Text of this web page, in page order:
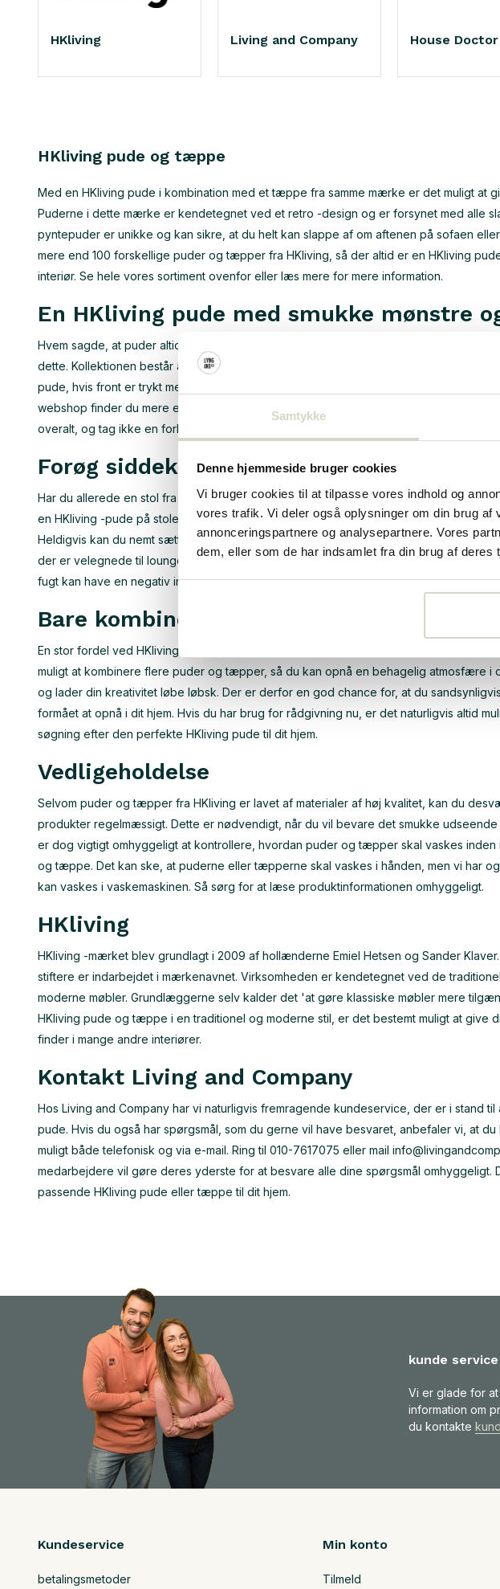
Samtykke
Denne hjemmeside bruger cookies
Vi bruger cookies til at tilpasse vores indhold og
vores trafik. Vi deler også oplysninger om din brug
annonceringspartnere og analysepartnere. Vores
dem, eller som de har indsamlet fra din brug af deres
HKliving Living and Company House Doctor
HKliving pude og tæppe
Med en HKliving pude i kombination med et tæppe fra samme mærke er det muligt at
Puderne i dette mærke er kendetegnet ved et retro -design og er forsynet med alle
pyntepuder er unikke og kan sikre, at du helt kan slappe af om aftenen på sofaen
mere end 100 forskellige puder og tæpper fra HKliving, så der altid er en HKliving
interiør. Se hele vores sortiment ovenfor eller læs mere for mere information.
En HKliving pude med smukke mønstre
Hvem sagde, at puder altid skulle have en neutral farve? Ingen og de hollandske
dette. Kollektionen består af puder i alle slags forskellige former, farver og størrelser.
pude, hvis front er trykt med satin i høj kvalitet, og hvis ryg er lavet af bomuldsfløjl.
webshop finder du mere end nok puder lavet af andre materialer. Tænk f.eks. På
overalt, og tag ikke en forhastet beslutning.
Forøg siddekomforten med sædehynder
Har du allerede en stol fra HKliving, men siddekomforten er ikke helt til din smag? Så
en HKliving -pude på stolen. Som et resultat kan stolene føles hårde og
Heldigvis kan du nemt sætte en stopper for dette problem ved at købe sædehynder.
der er velegnede til loungemøbler. Det er dog vigtigt at opbevare puderne på et tørt
fugt kan have en negativ indflydelse på udseendet og levetiden på HKliving -puden.
Bare kombiner
En stor fordel ved HKliving -hynderne er, at de passer perfekt til de andre produkter
muligt at kombinere flere puder og tæpper, så du kan opnå en behagelig atmosfære i
og lader din kreativitet løbe løbsk. Der er derfor en god chance for, at du
formået at opnå i dit hjem. Hvis du har brug for rådgivning nu, er det naturligvis altid
søgning efter den perfekte HKliving pude til dit hjem.
Vedligeholdelse
Selvom puder og tæpper fra HKliving er lavet af materialer af høj kvalitet, kan du
produkter regelmæssigt. Dette er nødvendigt, når du vil bevare det smukke
er dog vigtigt omhyggeligt at kontrollere, hvordan puder og tæpper skal vaskes inden
og tæppe. Det kan ske, at puderne eller tæpperne skal vaskes i hånden, men vi har
kan vaskes i vaskemaskinen. Så sørg for at læse produktinformationen omhyggeligt.
HKliving
HKliving -mærket blev grundlagt i 2009 af hollænderne Emiel Hetsen og Sander
stiftere er indarbejdet i mærkenavnet. Virksomheden er kendetegnet ved de
moderne møbler. Grundlæggerne selv kalder det 'at gøre klassiske møbler mere
HKliving pude og tæppe i en traditionel og moderne stil, er det bestemt muligt at give
finder i mange andre interiører.
Kontakt Living and Company
Hos Living and Company har vi naturligvis fremragende kundeservice, der er i stand
pude. Hvis du også har spørgsmål, som du gerne vil have besvaret, anbefaler vi, at
muligt både telefonisk og via e-mail. Ring til 010-7617075 eller mail
medarbejdere vil gøre deres yderste for at besvare alle dine spørgsmål
passende HKliving pude eller tæppe til dit hjem.
kunde service
Vi er glade for
information om
du kontakte
Kundeservice
betalingsmetoder
Min konto
Tilmeld